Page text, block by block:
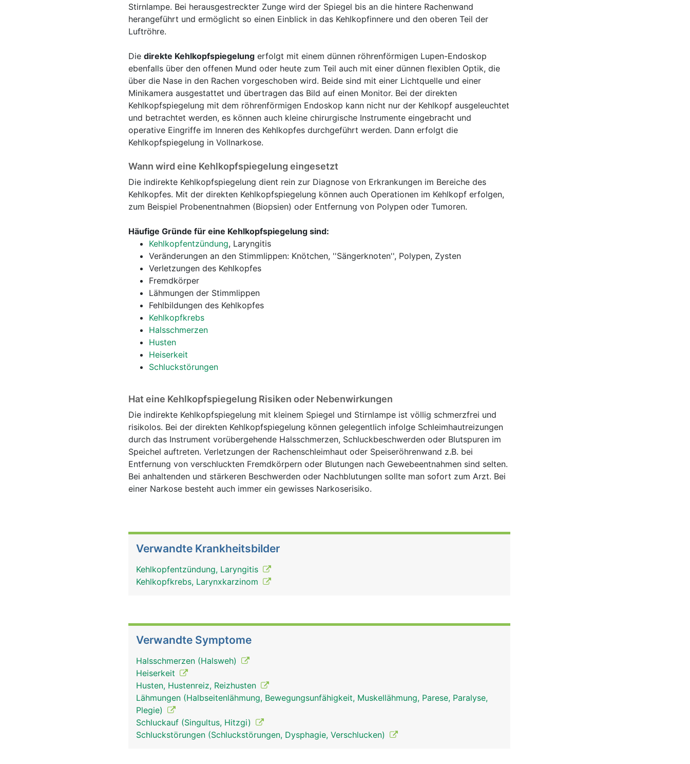
Stirnlampe. Bei herausgestreckter Zunge wird der Spiegel bis an die hintere Rachenwand
herangeführt und ermöglicht so einen Einblick in das Kehlkopfinnere und den oberen Teil der
Luftröhre.
Die direkte Kehlkopfspiegelung erfolgt mit einem dünnen röhrenförmigen Lupen-Endoskop
ebenfalls über den offenen Mund oder heute zum Teil auch mit einer dünnen flexiblen Optik, die
über die Nase in den Rachen vorgeschoben wird. Beide sind mit einer Lichtquelle und einer
Minikamera ausgestattet und übertragen das Bild auf einen Monitor. Bei der direkten
Kehlkopfspiegelung mit dem röhrenförmigen Endoskop kann nicht nur der Kehlkopf ausgeleuchtet
und betrachtet werden, es können auch kleine chirurgische Instrumente eingebracht und
operative Eingriffe im Inneren des Kehlkopfes durchgeführt werden. Dann erfolgt die
Kehlkopfspiegelung in Vollnarkose.
Wann wird eine Kehlkopfspiegelung eingesetzt
Die indirekte Kehlkopfspiegelung dient rein zur Diagnose von Erkrankungen im Bereiche des
Kehlkopfes. Mit der direkten Kehlkopfspiegelung können auch Operationen im Kehlkopf erfolgen,
zum Beispiel Probenentnahmen (Biopsien) oder Entfernung von Polypen oder Tumoren.
Häufige Gründe für eine Kehlkopfspiegelung sind:
Kehlkopfentzündung, Laryngitis
Veränderungen an den Stimmlippen: Knötchen, ''Sängerknoten'', Polypen, Zysten
Verletzungen des Kehlkopfes
Fremdkörper
Lähmungen der Stimmlippen
Fehlbildungen des Kehlkopfes
Kehlkopfkrebs
Halsschmerzen
Husten
Heiserkeit
Schluckstörungen
Hat eine Kehlkopfspiegelung Risiken oder Nebenwirkungen
Die indirekte Kehlkopfspiegelung mit kleinem Spiegel und Stirnlampe ist völlig schmerzfrei und
risikolos. Bei der direkten Kehlkopfspiegelung können gelegentlich infolge Schleimhautreizungen
durch das Instrument vorübergehende Halsschmerzen, Schluckbeschwerden oder Blutspuren im
Speichel auftreten. Verletzungen der Rachenschleimhaut oder Speiseröhrenwand z.B. bei
Entfernung von verschluckten Fremdkörpern oder Blutungen nach Gewebeentnahmen sind selten.
Bei anhaltenden und stärkeren Beschwerden oder Nachblutungen sollte man sofort zum Arzt. Bei
einer Narkose besteht auch immer ein gewisses Narkoserisiko.
Verwandte Krankheitsbilder
Kehlkopfentzündung, Laryngitis
Kehlkopfkrebs, Larynxkarzinom
Verwandte Symptome
Halsschmerzen (Halsweh)
Heiserkeit
Husten, Hustenreiz, Reizhusten
Lähmungen (Halbseitenlähmung, Bewegungsunfähigkeit, Muskellähmung, Parese, Paralyse,
Plegie)
Schluckauf (Singultus, Hitzgi)
Schluckstörungen (Schluckstörungen, Dysphagie, Verschlucken)